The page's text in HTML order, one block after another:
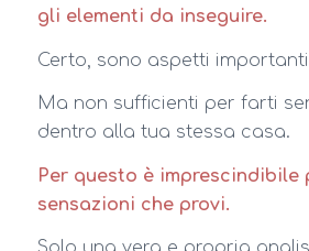
gli elementi da inseguire.
Certo, sono aspetti
Ma non sufficienti per farti
dentro alla tua stessa casa.
Per questo è imprescindibile
sensazioni che provi.